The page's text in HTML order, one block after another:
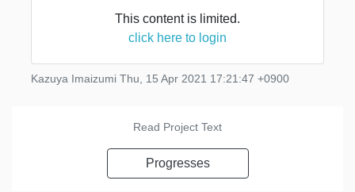
そのため今後は月半ばに「ライブ配信の情報」、月
末に「進捗報告」という日程で皆様への研究成果の
還元を行っていきたいと考え
This content is limited.
click here to login
Kazuya Imaizumi Thu, 15 Apr 2021 17:21:47 +0900
Read Project Text
Progresses